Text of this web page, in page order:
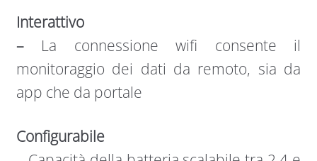
Interattivo
– La connessione wifi consente il
monitoraggio dei dati da remoto, sia da
app che da portale
Configurabile